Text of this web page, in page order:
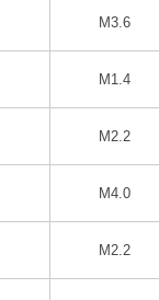
M3.6
M1.4
M2.2
M4.0
M2.2